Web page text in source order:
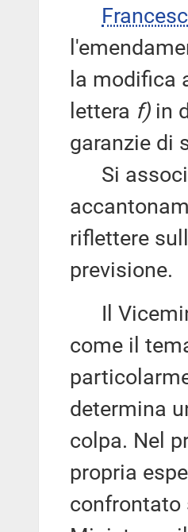
la modifica
lettera f)in
garanzie di
Si
riflettere
previsione.
Il
come il
determina
colpa. Nel
propria
confrontato